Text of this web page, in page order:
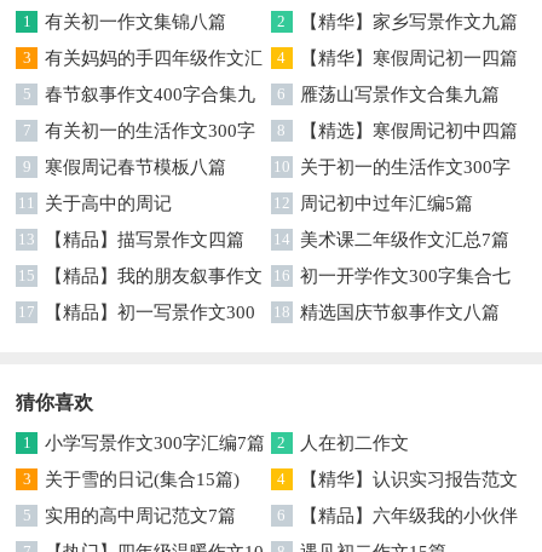
1 有关初一作文集锦八篇 2 【精华】家乡写景作文九篇
3
有关妈妈的手四年级作文汇
编7篇
4 【精华】寒假周记初一四篇
5
春节叙事作文400字合集九
篇
6 雁荡山写景作文合集九篇
7
有关初一的生活作文300字
锦集六篇
8 【精选】寒假周记初中四篇
9 寒假周记春节模板八篇 10
关于初一的生活作文300字
汇编5篇
11 关于高中的周记 12 周记初中过年汇编5篇
13 【精品】描写景作文四篇 14 美术课二年级作文汇总7篇
15
【精品】我的朋友叙事作文
三篇
16 初一开学作文300字集合七
篇
17
【精品】初一写景作文300
18 精选国庆节叙事作文八篇
猜你喜欢
1 小学写景作文300字汇编7篇 2 人在初二作文
3 关于雪的日记(集合15篇) 4
【精华】认识实习报告范文
汇总五篇
5 实用的高中周记范文7篇 6
【精品】六年级我的小伙伴